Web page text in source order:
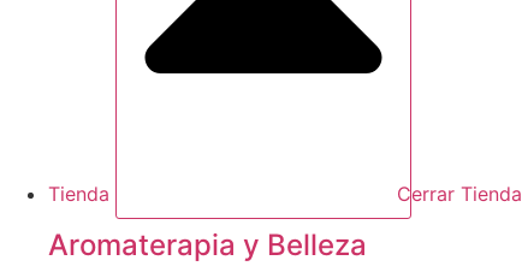
Tienda Cerrar Tienda
Aromaterapia y Belleza